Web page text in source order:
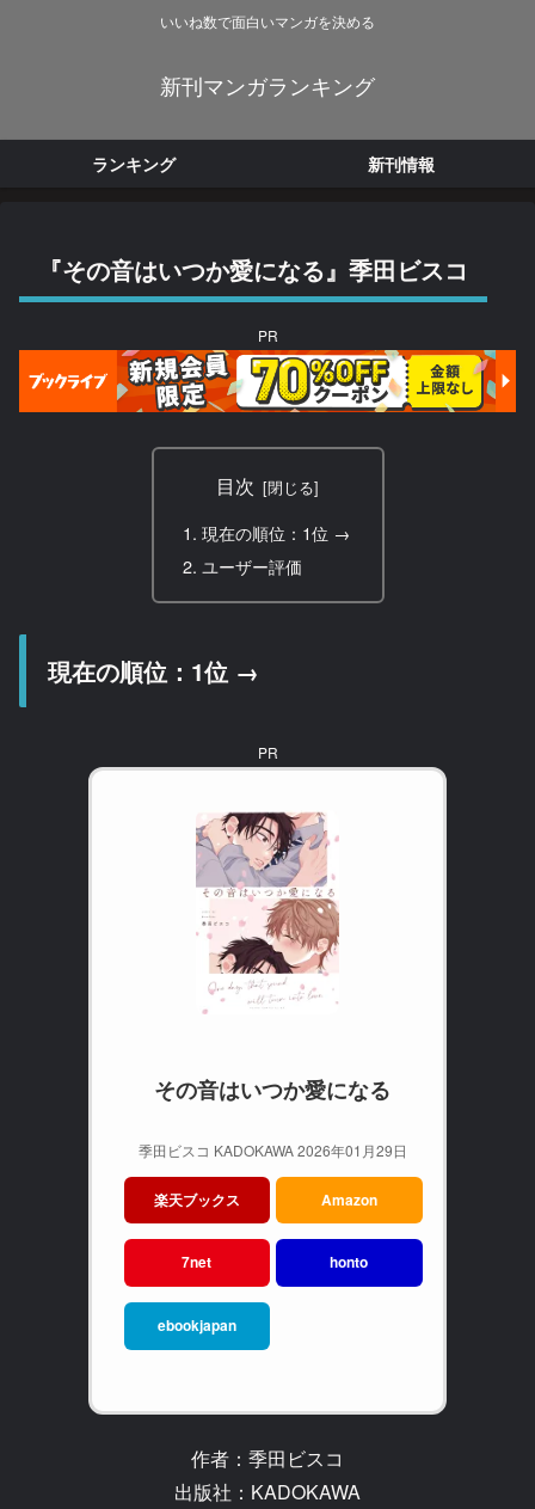
いいね数で面白いマンガを決める
新刊マンガランキング
ランキング 新刊情報
『その音はいつか愛になる』季田ビスコ
PR
目次
現在の順位：1位 →
ユーザー評価
現在の順位：1位 →
PR
その音はいつか愛になる
季田ビスコ KADOKAWA 2026年01月29日
楽天ブックス Amazon
7net honto
ebookjapan
作者：季田ビスコ
出版社：KADOKAWA